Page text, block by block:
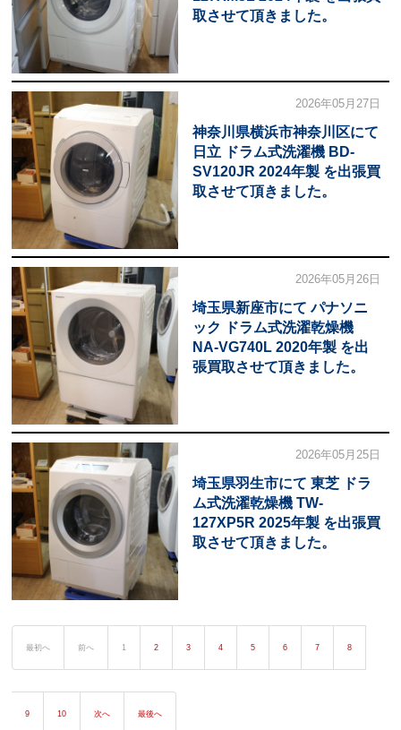
取させて頂きました。
2026年05月27日
神奈川県横浜市神奈川区にて
日立 ドラム式洗濯機 BD-
SV120JR 2024年製 を出張買
取させて頂きました。
2026年05月26日
埼玉県新座市にて パナソニ
ック ドラム式洗濯乾燥機
NA-VG740L 2020年製 を出
張買取させて頂きました。
2026年05月25日
埼玉県羽生市にて 東芝 ドラ
ム式洗濯乾燥機 TW-
127XP5R 2025年製 を出張買
取させて頂きました。
最初へ 前へ 1 2 3 4 5 6 7 8
9 10 次へ 最後へ